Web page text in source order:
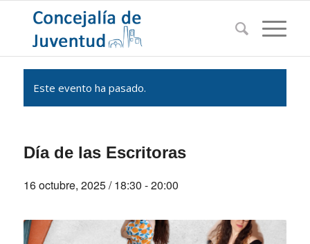
Este evento ha pasado.
Día de las Escritoras
16 octubre, 2025 / 18:30 -20:00